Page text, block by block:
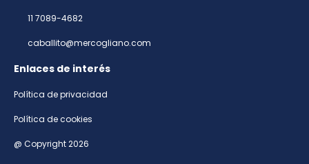
11 7089-4682
caballito@mercogliano.com
Enlaces de interés
Política de privacidad
Política de cookies
@ Copyright 2026